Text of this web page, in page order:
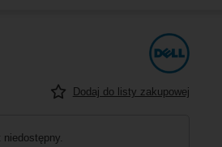
Dodaj do listy zakupowej
niedostępny